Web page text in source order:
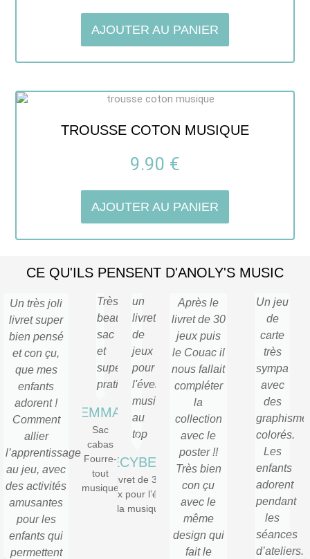
AJOUTER AU PANIER
TROUSSE COTON MUSIQUE
9.90 €
AJOUTER AU PANIER
CE QU'ILS PENSENT D'ANOLY'S MUSIC
Un très joli
livret super
bien pensé
et con çu,
que mes
enfants
adorent !
Comment
allier
l’apprentissage
au jeu, avec
des activités
amusantes
pour les
enfants qui
permettent
Très
beau
sac
et
super
pratique
EMMA
Sac
cabas
Fourre-
tout
musique
un
livret
de
jeux
pour
l'éveil
musical
au
top
DECYBELS
Livret de 30
Jeux pour l’éveil
à la musique
Après le
livret de 30
jeux puis
le Couac il
nous fallait
compléter
la
collection
avec le
poster !!
Très bien
con çu
avec le
même
design qui
fait le
Un jeu
de
carte
très
sympa
avec
des
colorés.
Les
enfants
adorent
pendant
les
séances
d’ateliers.